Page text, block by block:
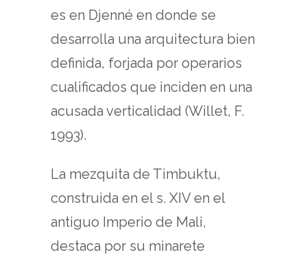
es en Djenné en donde se
desarrolla una arquitectura bien
definida, forjada por operarios
cualificados que inciden en una
acusada verticalidad (Willet, F.
1993).
La mezquita de Timbuktu,
construida en el s. XIV en el
antiguo Imperio de Mali,
destaca por su minarete